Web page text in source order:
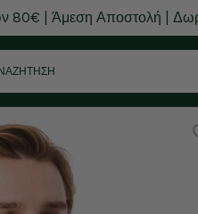
80€ | Άμεση Αποστολή |